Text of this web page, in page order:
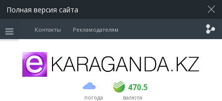
Полная версия сайта
Контакты Рекламодателям
погода
470.5
покупка продажа
USD 469.5 470.5
валюта